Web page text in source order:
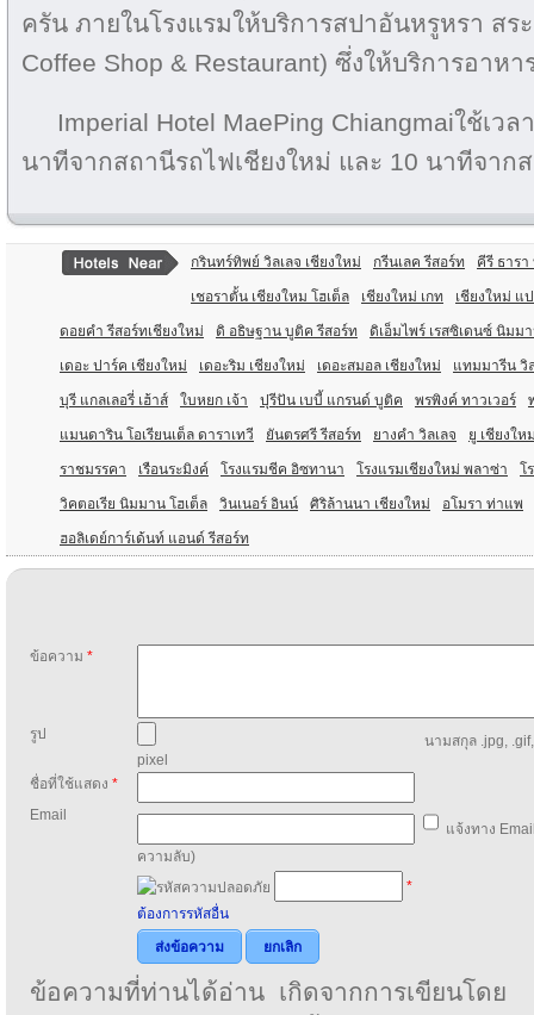
ครัน ภายในโรงแรมให้บริการสปาอันหรูหรา สร
Coffee Shop & Restaurant) ซึ่งให้บริการอาห
Imperial Hotel MaePing Chiangmaiใช้เว
นาทีจากสถานีรถไฟเชียงใหม่ และ 10 นาทีจาก
กรินทร์ทิพย์ วิลเลจ เชียงใหม่ กรีนเลค รีสอร์ท คีรี ธาร
เชอราตั้น เชียงใหม โฮเต็ล เชียงใหม่ เกท เชียงใหม่
ดอยคำ รีสอร์ทเชียงใหม่ ดิ อธิษฐาน บูติค รีสอร์ท ดิเอ็มไพร์ เรสซิเดนซ์ นิมม
เดอะ ปาร์ค เชียงใหม่ เดอะริม เชียงใหม่ เดอะสมอล เชียงใหม่ แทมมารีน วิ
บุรี แกลเลอรี่ เฮ้าส์ ใบหยก เจ้า ปุรีปัน เบบี้ แกรนด์ บูติค พรพิงค์ ทาวเวอร์
แมนดาริน โอเรียนเต็ล ดาราเทวี ยันตรศรี รีสอร์ท ยางคำ วิลเลจ ยู เชียงให
ราชมรรคา เรือนระมิงค์ โรงแรมชีค อิซทานา โรงแรมเชียงใหม่ พลาซ่า โ
วิคตอเรีย นิมมาน โฮเต็ล วินเนอร์ อินน์ ศิริล้านนา เชียงใหม่ อโมรา ท่าแพ
ฮอลิเดย์การ์เด้นท์ แอนด์ รีสอร์ท
ข้อความ *
รูป
นามสกุล .jpg,
pixel
ชื่อที่ใช้แสดง *
Email
แจ้งทาง
ความลับ)
*
ต้องการรหัสอื่น
ส่งข้อความ
ยกเลิก
ข้อความที่ท่านได้อ่าน เกิดจากการเขียนโดย